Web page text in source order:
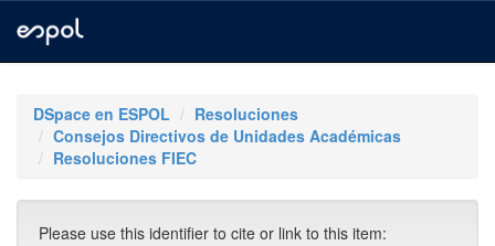
navigationDSpace en ESPOL
Resoluciones
Consejos Directivos de Unidades Académicas
Resoluciones FIEC
Please use this identifier to cite or link to this item: